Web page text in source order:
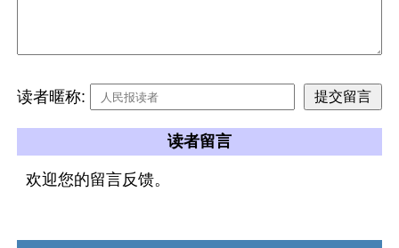
读者暱称:
读者留言
欢迎您的留言反馈。